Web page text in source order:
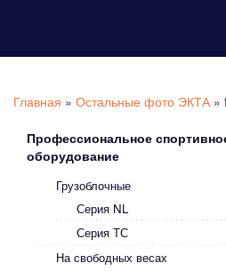
Главная » Остальные фото ЭКТА»
Профессиональное
оборудование
Грузоблочные
Серия NL
Серия ТС
На свободных весах